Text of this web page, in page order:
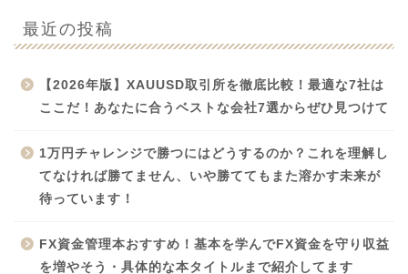
最近の投稿
【2026年版】XAUUSD取引所を徹底比較！最適な7社は
ここだ！あなたに合うベストな会社7選からぜひ見つけて
1万円チャレンジで勝つにはどうするのか？これを理解し
てなければ勝てません、いや勝ててもまた溶かす未来が
待っています！
FX資金管理本おすすめ！基本を学んでFX資金を守り収益
を増やそう・具体的な本タイトルまで紹介してます